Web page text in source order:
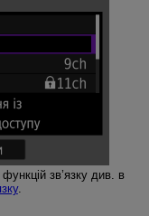
зв’язку див. в
.